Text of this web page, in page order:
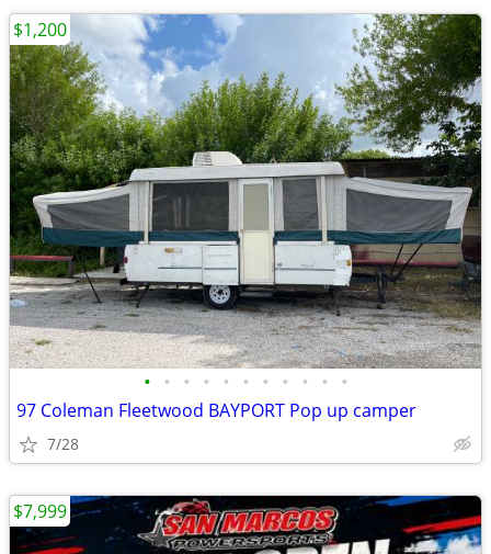
• • • • • • • • • • •
97 Coleman Fleetwood BAYPORT Pop up camper
7/28
$1,200
$7,999